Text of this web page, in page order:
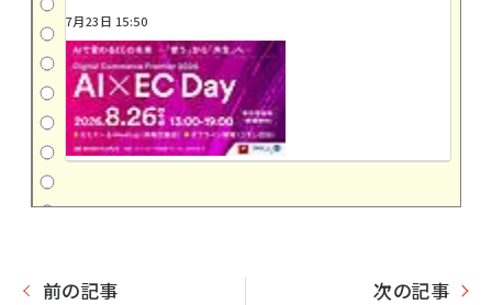
7月23日 15:50
前の記事 次の記事